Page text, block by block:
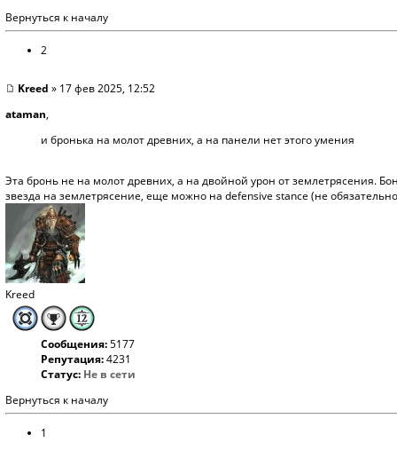
Вернуться к началу
2
Kreed » 17 фев 2025, 12:52
ataman,
и бронька на молот древних, а на панели нет этого умения
Эта бронь не на молот древних, а на двойной урон от землетрясения.
звезда на землетрясение, еще можно на defensive stance (не
Kreed
Сообщения:5177
Репутация:4231
Статус: Не в сети
Вернуться к началу
1